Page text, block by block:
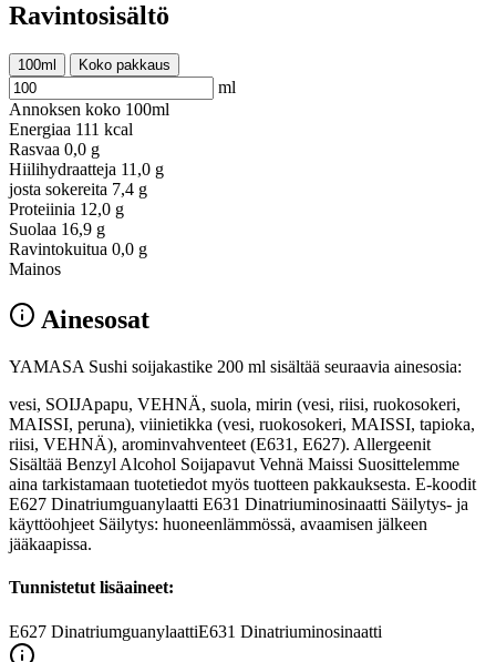
Ravintosisältö
100ml Koko pakkaus
ml
Annoksen koko 100ml
Energiaa 111 kcal
Rasvaa 0,0 g
Hiilihydraatteja 11,0 g
josta sokereita 7,4 g
Proteiinia 12,0 g
Suolaa 16,9 g
Ravintokuitua 0,0 g
Mainos
Ainesosat
YAMASA Sushi soijakastike 200 ml sisältää seuraavia ainesosia:
vesi, SOIJApapu, VEHNÄ, suola, mirin (vesi, riisi, ruokosokeri,
MAISSI, peruna), viinietikka (vesi, ruokosokeri, MAISSI, tapioka,
riisi, VEHNÄ), arominvahventeet (E631, E627). Allergeenit
Sisältää Benzyl Alcohol Soijapavut Vehnä Maissi Suosittelemme
aina tarkistamaan tuotetiedot myös tuotteen pakkauksesta. E-koodit
E627 Dinatriumguanylaatti E631 Dinatriuminosinaatti Säilytys- ja
käyttöohjeet Säilytys: huoneenlämmössä, avaamisen jälkeen
jääkaapissa.
Tunnistetut lisäaineet:
E627 DinatriumguanylaattiE631 Dinatriuminosinaatti